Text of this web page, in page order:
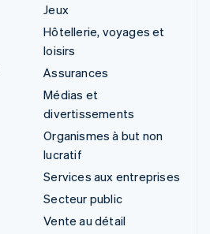
Jeux
Hôtellerie, voyages et
loisirs
Assurances
Médias et
divertissements
Organismes à but non
lucratif
Services aux entreprises
Secteur public
Vente au détail